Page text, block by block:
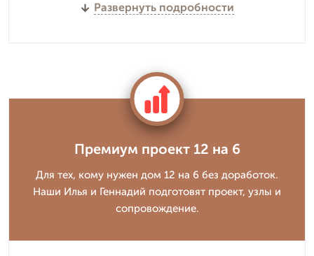
Развернуть подробности
Премиум проект 12 на 6
Для тех, кому нужен дом 12 на 6 без доработок.
Наши Илья и Геннадий подготовят проект, узлы и
сопровождение.